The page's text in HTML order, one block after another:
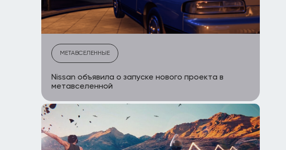
МЕТАВСЕЛЕННЫЕ
Nissan объявила о запуске нового проекта в
метавселенной